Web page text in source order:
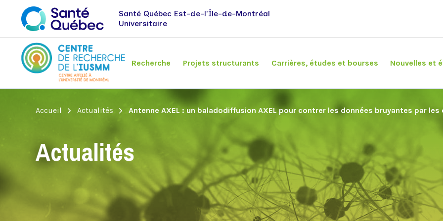
Santé Québec Est-de-l'Île-de-Montréal
Universitaire
Recherche
Axes de recherche
mentale
Recherche sur la santé des populations
Recherche sur les pratiques en santé
mentale et mobilisation des connaissances
Chercheurs
Chercheurs émérites
Projets structurants
Centre Axel Banque Signature
Alliance en santé mentale au
Québec
Carrières, études et bourses
Emplois et stages Association étudiante
Nouvelles et
Nouvelles Événements
Accueil Actualités Antenne AXEL : un baladodiffusion AXEL pour contrer les données bruyantes par
Actualités